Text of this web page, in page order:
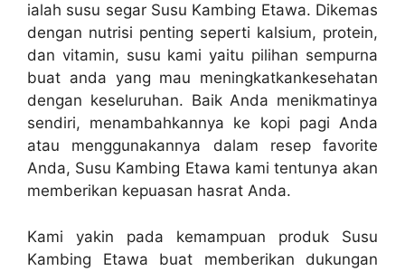
ialah susu segar Susu Kambing Etawa. Dikemas
dengan nutrisi penting seperti kalsium, protein,
dan vitamin, susu kami yaitu pilihan sempurna
buat anda yang mau meningkatkankesehatan
dengan keseluruhan. Baik Anda menikmatinya
sendiri, menambahkannya ke kopi pagi Anda
atau menggunakannya dalam resep favorite
Anda, Susu Kambing Etawa kami tentunya akan
memberikan kepuasan hasrat Anda.
Kami yakin pada kemampuan produk Susu
Kambing Etawa buat memberikan dukungan